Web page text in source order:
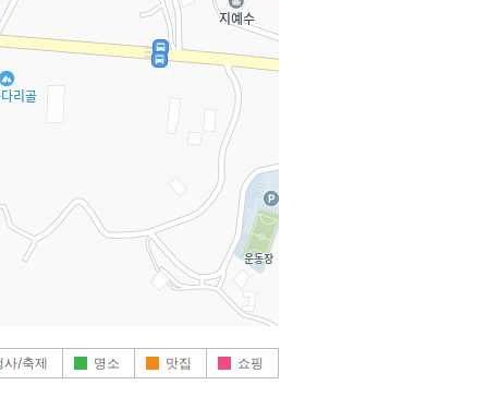
사/축제 명소 맛집 쇼핑